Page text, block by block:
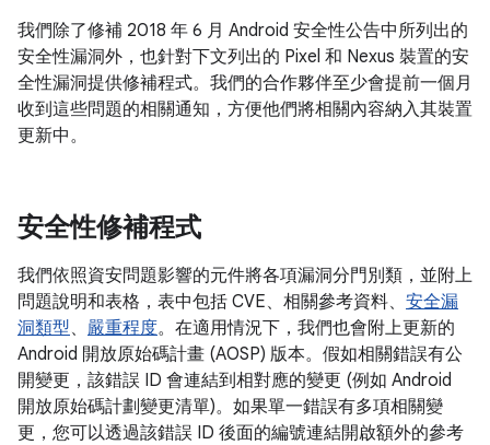
我們除了修補 2018 年 6 月 Android 安全性公告中所列出的
安全性漏洞外，也針對下文列出的 Pixel 和 Nexus 裝置的安
全性漏洞提供修補程式。我們的合作夥伴至少會提前一個月
收到這些問題的相關通知，方便他們將相關內容納入其裝置
更新中。
安全性修補程式
我們依照資安問題影響的元件將各項漏洞分門別類，並附上
問題說明和表格，表中包括 CVE、相關參考資料、 安全漏
洞類型、 嚴重程度。在適用情況下，我們也會附上更新的
Android 開放原始碼計畫 (AOSP) 版本。假如相關錯誤有公
開變更，該錯誤 ID 會連結到相對應的變更 (例如 Android
開放原始碼計劃變更清單)。如果單一錯誤有多項相關變
更，您可以透過該錯誤 ID 後面的編號連結開啟額外的參考